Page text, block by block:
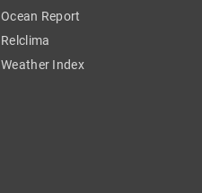
Ocean Report
Relclima
Weather Index